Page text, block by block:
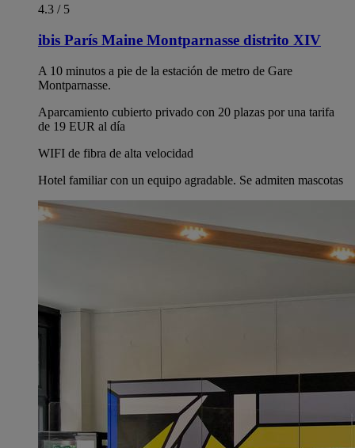
4.3 / 5
ibis París Maine Montparnasse distrito XIV
A 10 minutos a pie de la estación de metro de Gare
Montparnasse.
Aparcamiento cubierto privado con 20 plazas por una tarifa
de 19 EUR al día
WIFI de fibra de alta velocidad
Hotel familiar con un equipo agradable. Se admiten mascotas